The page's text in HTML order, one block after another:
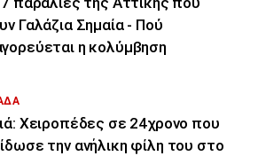
Γαλάζια Σημαία - Πού
η κολύμβηση
Χειροπέδες σε 24χρονο που
την ανήλικη φίλη του στο